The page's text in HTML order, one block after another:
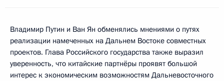
Владимир Путин и Ван Ян обменялись мнениями о путях
реализации намеченных на Дальнем Востоке совместных
проектов. Глава Российского государства также выразил
уверенность, что китайские партнёры проявят большой
интерес к экономическим возможностям Дальневосточного